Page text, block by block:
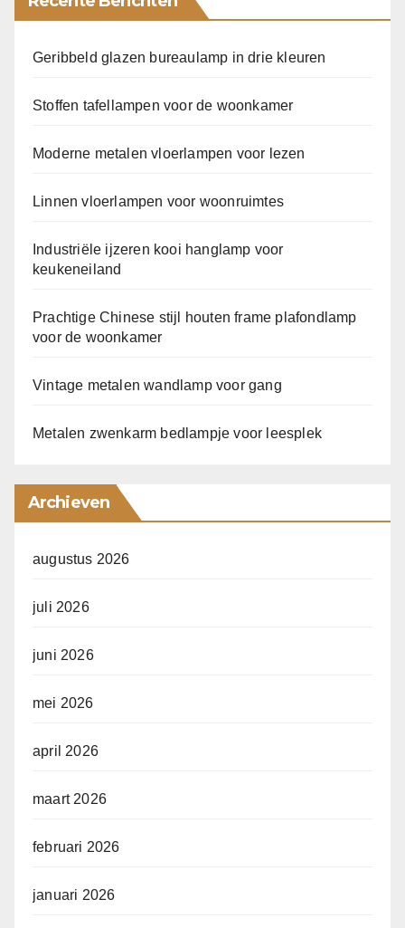
Geribbeld glazen bureaulamp in drie kleuren
Stoffen tafellampen voor de woonkamer
Moderne metalen vloerlampen voor lezen
Linnen vloerlampen voor woonruimtes
Industriële ijzeren kooi hanglamp voor
keukeneiland
Prachtige Chinese stijl houten frame plafondlamp
voor de woonkamer
Vintage metalen wandlamp voor gang
Metalen zwenkarm bedlampje voor leesplek
Archieven
augustus 2026
juli 2026
juni 2026
mei 2026
april 2026
maart 2026
februari 2026
januari 2026